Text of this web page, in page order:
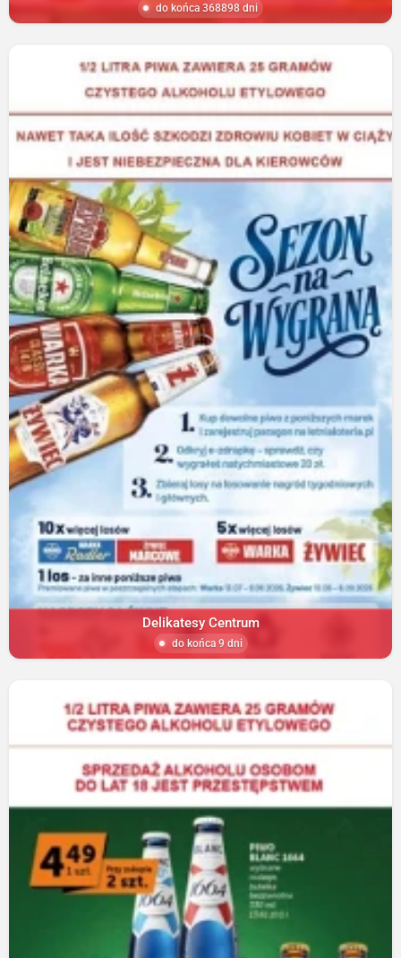
do końca 368898 dni
Delikatesy Centrum
do końca 9 dni